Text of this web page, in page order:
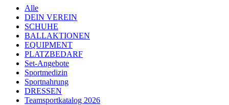
Alle
DEIN VEREIN
SCHUHE
BALLAKTIONEN
EQUIPMENT
PLATZBEDARF
Set-Angebote
Sportmedizin
Sportnahrung
DRESSEN
Teamsportkatalog 2026